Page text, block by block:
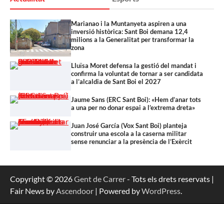
Marianao i la Muntanyeta aspiren a una
inversió històrica: Sant Boi demana 12,4
milions a la Generalitat per transformar la
zona
Lluïsa Moret defensa la gestió del mandat i
confirma la voluntat de tornar a ser candidata
a l’alcaldia de Sant Boi el 2027
Jaume Sans (ERC Sant Boi): «Hem d’anar tots
a una per no donar espai a l’extrema dreta»
Juan José García (Vox Sant Boi) planteja
construir una escola a la caserna militar
sense renunciar a la presència de l’Exèrcit
Copyright © 2026Gent de Carrer- Tots els drets reservats |
Fair News byAscendoor | Powered byWordPress.